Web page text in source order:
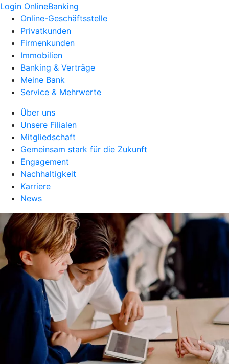
Login OnlineBanking
Online-Geschäftsstelle
Privatkunden
Firmenkunden
Immobilien
Banking & Verträge
Meine Bank
Service & Mehrwerte
Über uns
Unsere Filialen
Mitgliedschaft
Gemeinsam stark für die Zukunft
Engagement
Nachhaltigkeit
Karriere
News